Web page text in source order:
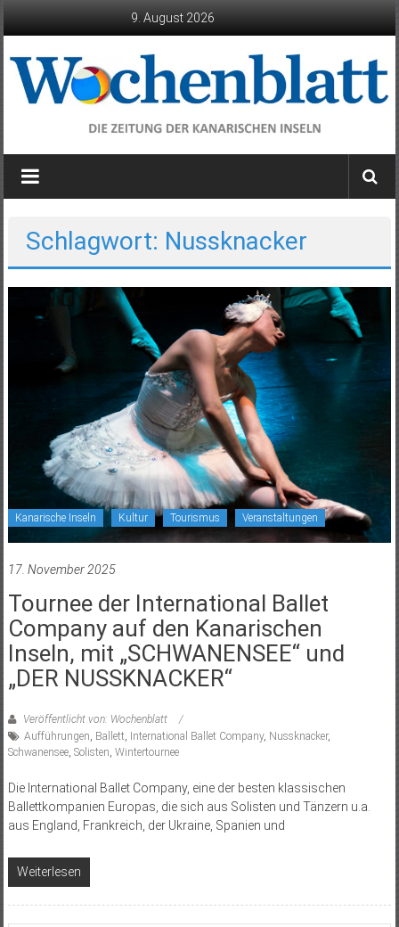
9. August 2026
Wochenblatt
die
Kanarischen
Inseln
Schlagwort: Nussknacker
Kanarische Inseln Kultur Tourismus Veranstaltungen
17. November 2025
Tournee der International Ballet
Company auf den Kanarischen
Inseln, mit „SCHWANENSEE“ und
„DER NUSSKNACKER“
Veröffentlicht von: Wochenblatt
Aufführungen Ballett International Ballet Company, Nussknacker,
Schwanensee, Solisten Wintertournee
Die International Ballet Company, eine der besten klassischen
Ballettkompanien Europas, die sich aus Solisten und Tänzern u.a.
aus England, Frankreich, der Ukraine, Spanien und
Weiterlesen